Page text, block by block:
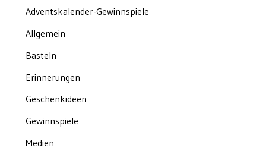
Adventskalender-Gewinnspiele
Allgemein
Basteln
Erinnerungen
Geschenkideen
Gewinnspiele
Medien